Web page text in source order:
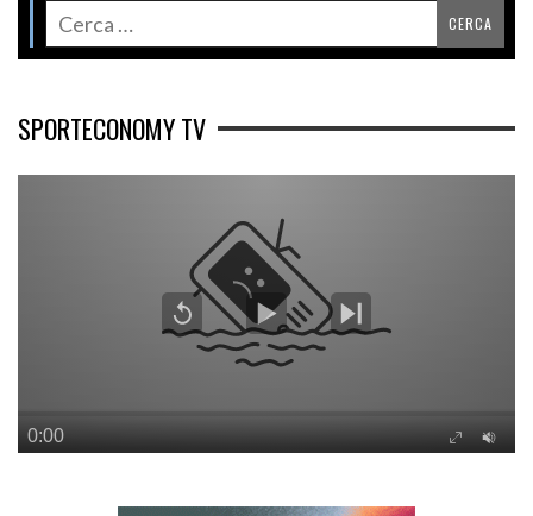
SPORTECONOMY TV